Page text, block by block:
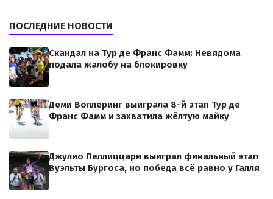
ПОСЛЕДНИЕ НОВОСТИ
Скандал на Тур де Франс Фамм: Невядома
подала жалобу на блокировку
Деми Воллеринг выиграла 8-й этап Тур де
Франс Фамм и захватила жёлтую майку
Джулио Пеллиццари выиграл финальный этап
Вуэльты Бургоса, но победа всё равно у Галля